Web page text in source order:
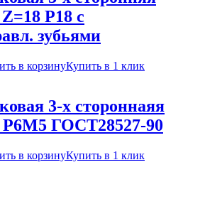
Р18 с
зубьями
в корзинуКупить в 1 клик
3-х стороннаяя
Р6М5 ГОСТ28527-90
в корзинуКупить в 1 клик